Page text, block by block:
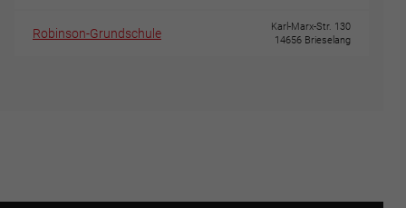
Robinson-Grundschule
Karl-Marx-Str. 130
14656 Brieselang